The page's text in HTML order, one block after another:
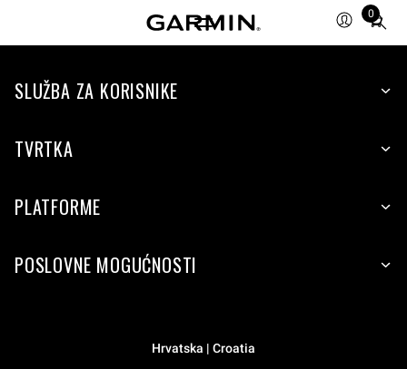
0
Total
items
cart:
SLUŽBA ZA KORISNIKE
TVRTKA
PLATFORME
POSLOVNE MOGUĆNOSTI
Hrvatska | Croatia